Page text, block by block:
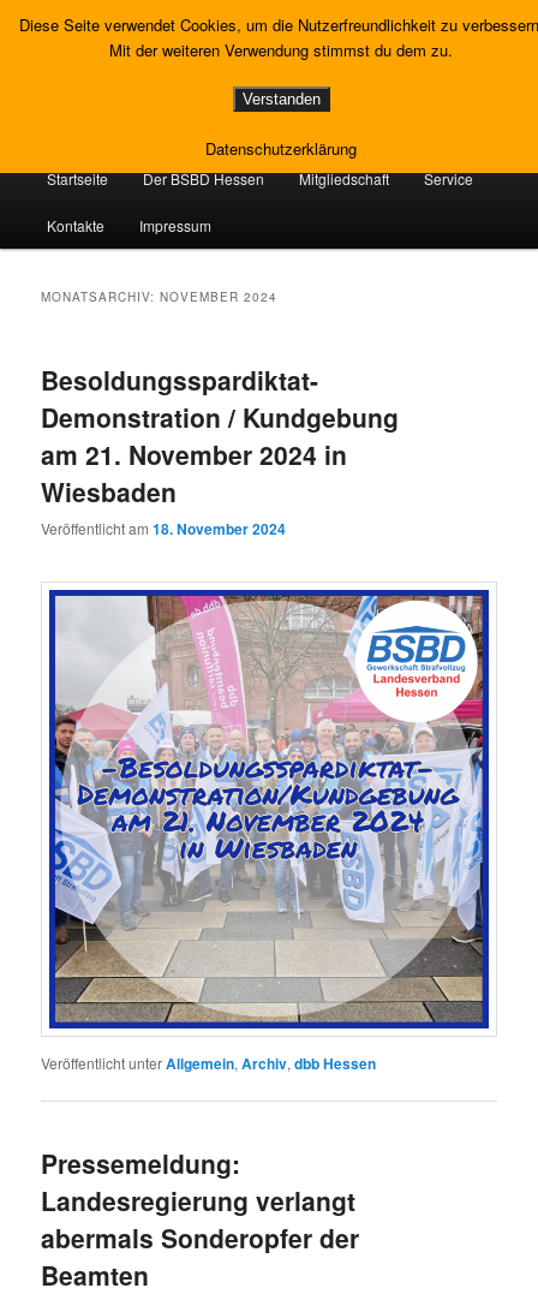
primären
sekundären
Landesverband Hessen
HauptmenüStartseite Der BSBD Hessen Mitgliedschaft Service
Kontakte Impressum
MONATSARCHIV:NOVEMBER 2024
Besoldungsspardiktat-
Demonstration / Kundgebung
am 21. November 2024 in
Wiesbaden
Veröffentlicht am18. November 2024
Veröffentlicht unterAllgemein,Archiv,dbb Hessen
Pressemeldung:
Landesregierung verlangt
abermals Sonderopfer der
Beamten
Diese Seite verwendet Cookies, um die Nutzerfreundlichkeit zu
Mit der weiteren Verwendung stimmst du dem zu.
Verstanden
Datenschutzerklärung